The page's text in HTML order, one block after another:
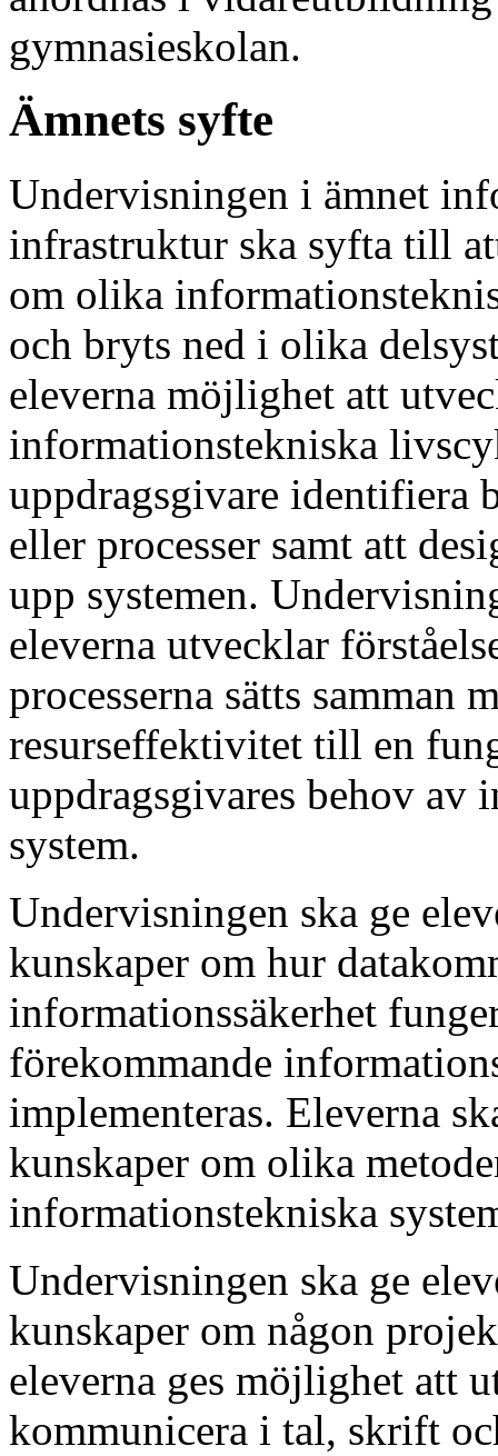
gymnasieskolan.
Ämnets syfte
Undervisningen i ämnet
infrastruktur ska syfta till
om olika
och bryts ned i olika
eleverna möjlighet att
informationstekniska
uppdragsgivare identifiera
eller processer samt att
upp systemen.
eleverna utvecklar
processerna sätts samman
resurseffektivitet till en
uppdragsgivares behov av
system.
Undervisningen ska ge
kunskaper om hur
informationssäkerhet
förekommande
implementeras. Eleverna
kunskaper om olika
informationstekniska
Undervisningen ska ge
kunskaper om någon
eleverna ges möjlighet att
kommunicera i tal, skrift